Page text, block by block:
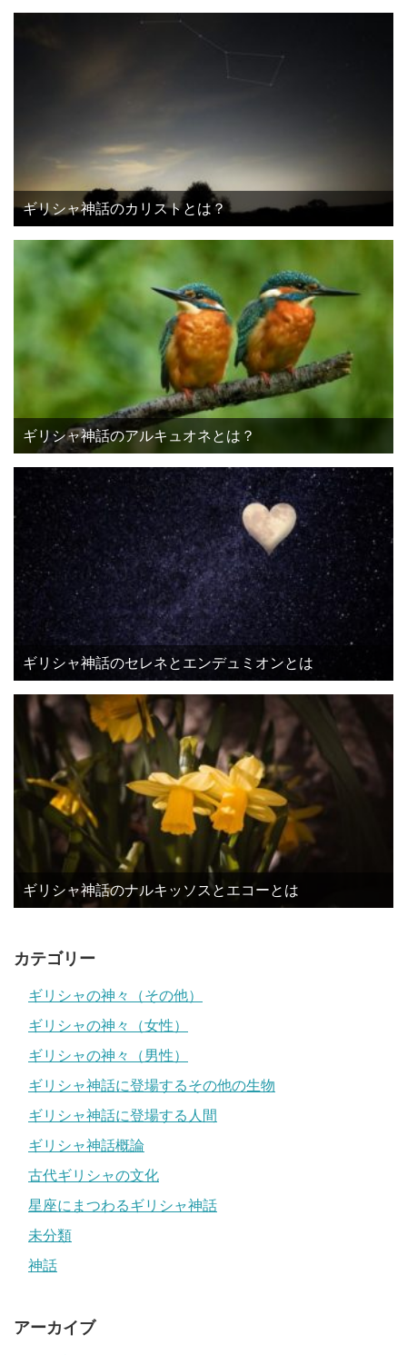
ギリシャ神話のカリストとは？
ギリシャ神話のアルキュオネとは？
ギリシャ神話のセレネとエンデュミオンとは
ギリシャ神話のナルキッソスとエコーとは
カテゴリー
ギリシャの神々（その他）
ギリシャの神々（女性）
ギリシャの神々（男性）
ギリシャ神話に登場するその他の生物
ギリシャ神話に登場する人間
ギリシャ神話概論
古代ギリシャの文化
星座にまつわるギリシャ神話
未分類
神話
アーカイブ